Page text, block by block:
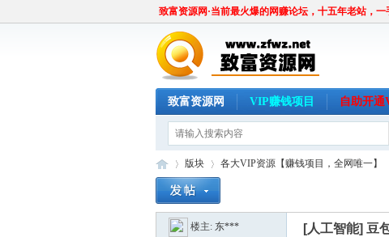
致富资源网·当前最火爆的网赚论坛，十五年老站，
致富资源网 VIP赚钱项目 自助开通
»
版块
›
各大VIP资源【赚钱项目，全网唯一】
›
楼主: 东*** [人工智能] 豆